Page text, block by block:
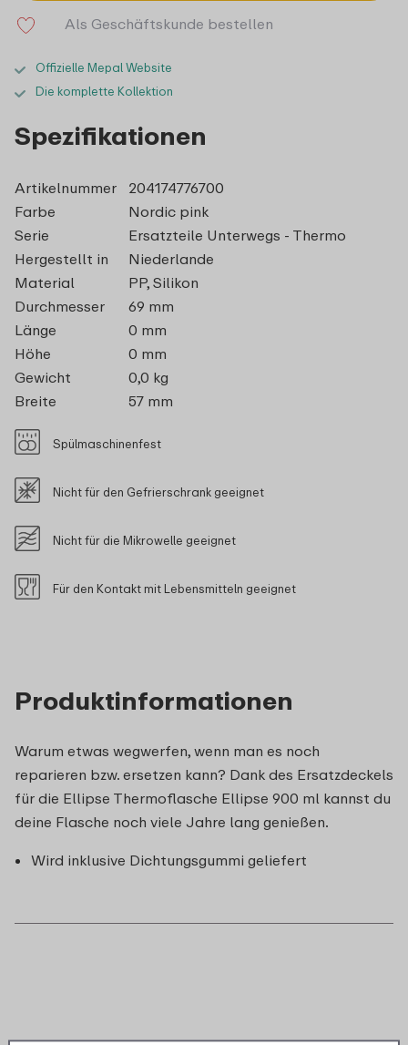
Als Geschäftskunde bestellen
Offizielle Mepal Website
Die komplette Kollektion
Produktinformationen
Warum etwas wegwerfen, wenn man es noch
reparieren bzw. ersetzen kann? Dank des Ersatzdeckels
für die Ellipse Thermoflasche Ellipse 900 ml kannst du
deine Flasche noch viele Jahre lang genießen.
Wird inklusive Dichtungsgummi geliefert
Spezifikationen
Artikelnummer
204174776700
Farbe
Nordic pink
Serie
Ersatzteile Unterwegs - Thermo
Hergestellt in
Niederlande
Material
PP, Silikon
Durchmesser
69 mm
Länge
0 mm
Höhe
0 mm
Gewicht
0,0 kg
Breite
57 mm
Spülmaschinenfest
Nicht für den Gefrierschrank geeignet
Nicht für die Mikrowelle geeignet
Für den Kontakt mit Lebensmitteln geeignet